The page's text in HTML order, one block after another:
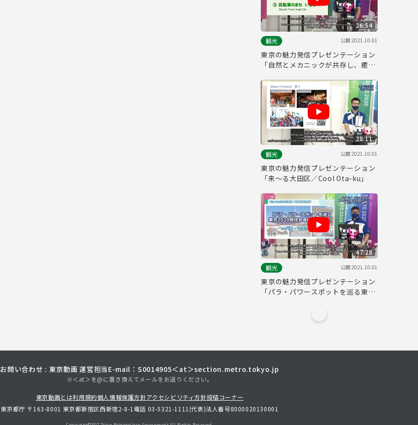
26:54
観光
公開2021.10.01
東京の魅力発信プレゼンテーション
「自然とメカニックが共存し、癒し
ご紹介」
28:11
観光
公開2021.10.01
東京の魅力発信プレゼンテーション
「来～る大田区／Cool Ota-ku」
47:28
観光
公開2021.10.01
東京の魅力発信プレゼンテーション
「パラ・パワースポットを巡る東京
お問い合わせ : 東京動画 運営担当 E-mail：S0014905＜at＞section.metro.tokyo.jp
※＜at＞を@に置き換えてメールをお送りください。
東京動画とは利用規約個人情報保護方針アクセシビリティ方針投稿コーナー
東京都庁 〒163-8001 東京都新宿区西新宿2-8-1 電話 03-5321-1111(代表)法人番号8000020130001